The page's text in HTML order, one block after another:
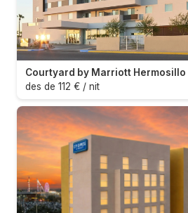
Courtyard by Marriott Hermosillo
des de 112 € / nit